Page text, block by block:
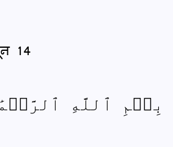
14
بِسۡمِ ٱللَّهِ